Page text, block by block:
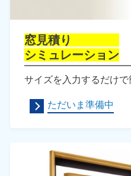
窓見積り
シミュレーション
サイズを入力するだけ
ただいま準備中